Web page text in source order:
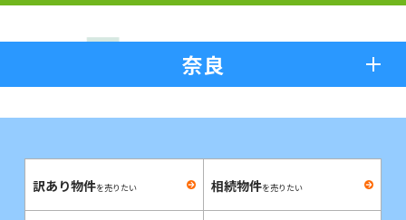
奈良
訳あり物件を売りたい 相続物件を売りたい